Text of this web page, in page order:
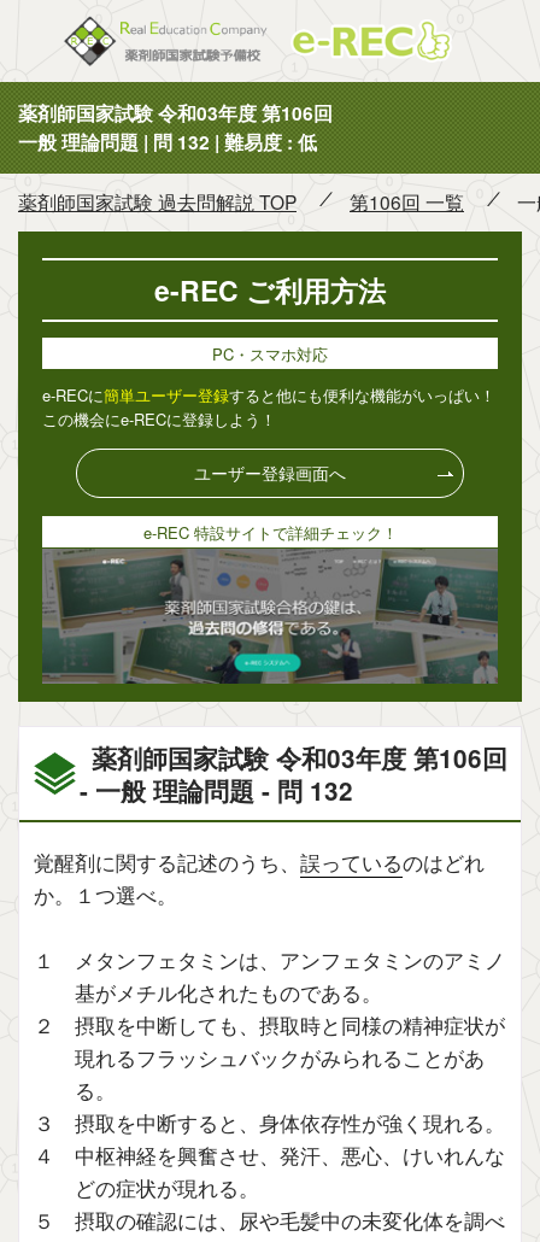
薬剤師国家試験 令和03年度 第106回
一般 理論問題 | 問 132 | 難易度 : 低
薬剤師国家試験 過去問解説 TOP 第106回 一覧
薬剤師国家試験 令和03年度 第106回
- 一般 理論問題 - 問 132
覚醒剤に関する記述のうち、 誤っているのはどれ
か。１つ選べ。
１ メタンフェタミンは、アンフェタミンのアミノ
基がメチル化されたものである。
２ 摂取を中断しても、摂取時と同様の精神症状が
現れるフラッシュバックがみられることがあ
る。
３ 摂取を中断すると、身体依存性が強く現れる。
４ 中枢神経を興奮させ、発汗、悪心、けいれんな
どの症状が現れる。
５ 摂取の確認には、尿や毛髪中の未変化体を調べ
e-REC ご利用方法
PC・スマホ対応
e-RECに簡単ユーザー登録すると他にも便利な機能がいっぱい！
この機会にe-RECに登録しよう！
ユーザー登録画面へ
e-REC 特設サイトで詳細チェック！